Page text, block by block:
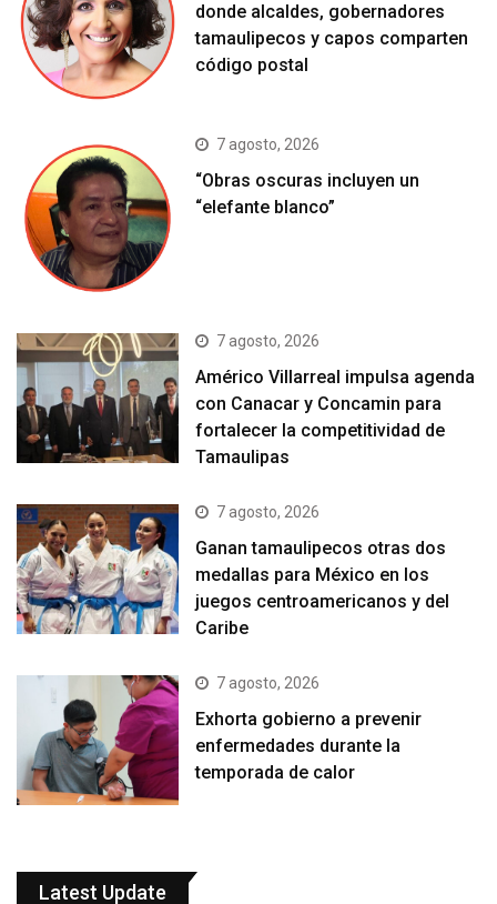
donde alcaldes, gobernadores
tamaulipecos y capos comparten
código postal
7 agosto, 2026
“Obras oscuras incluyen un
“elefante blanco”
7 agosto, 2026
Américo Villarreal impulsa agenda
con Canacar y Concamin para
fortalecer la competitividad de
Tamaulipas
7 agosto, 2026
Ganan tamaulipecos otras dos
medallas para México en los
juegos centroamericanos y del
Caribe
7 agosto, 2026
Exhorta gobierno a prevenir
enfermedades durante la
temporada de calor
Latest Update